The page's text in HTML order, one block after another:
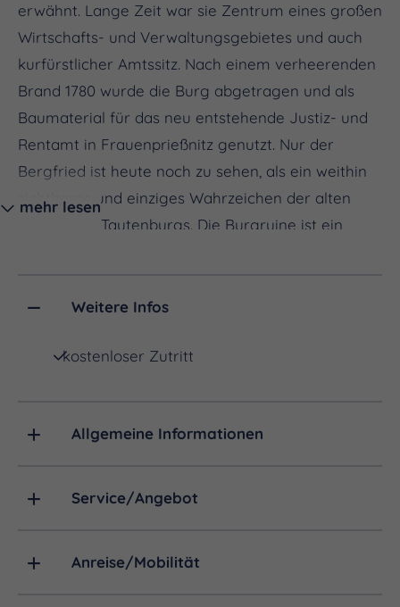
erwähnt. Lange Zeit war sie Zentrum eines großen
Wirtschafts- und Verwaltungsgebietes und auch
kurfürstlicher Amtssitz. Nach einem verheerenden
Brand 1780 wurde die Burg abgetragen und als
Baumaterial für das neu entstehende Justiz- und
Rentamt in Frauenprießnitz genutzt. Nur der
Bergfried ist heute noch zu sehen, als ein weithin
sichtbares und einziges Wahrzeichen der alten
Geschichte Tautenburgs. Die Burgruine ist ein
zum "schönsten Wanderweg Deutschlands" in der
auf eine Wanderung durch unser Planetensystem.
worden. Die Landessternwarte in Tautenburg
mehr lesen
Weitere Infos
kostenloser Zutritt
Allgemeine Informationen
Service/Angebot
Anreise/Mobilität